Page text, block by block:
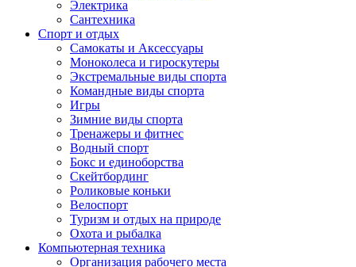
Электрика
Сантехника
Спорт и отдых
Самокаты и Аксессуары
Моноколеса и гироскутеры
Экстремальные виды спорта
Командные виды спорта
Игры
Зимние виды спорта
Тренажеры и фитнес
Водный спорт
Бокс и единоборства
Скейтбординг
Роликовые коньки
Велоспорт
Туризм и отдых на природе
Охота и рыбалка
Компьютерная техника
Организация рабочего места